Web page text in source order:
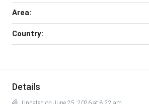
Area:
Country:
Details